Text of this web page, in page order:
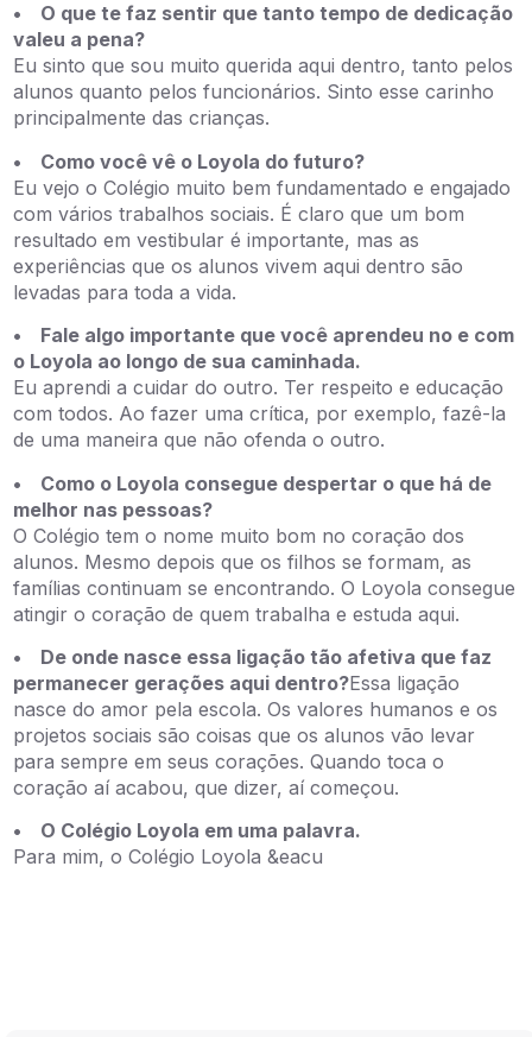
• O que te faz sentir que tanto tempo de dedicação
valeu a pena?
Eu sinto que sou muito querida aqui dentro, tanto pelos
alunos quanto pelos funcionários. Sinto esse carinho
principalmente das crianças.
• Como você vê o Loyola do futuro?
Eu vejo o Colégio muito bem fundamentado e engajado
com vários trabalhos sociais. É claro que um bom
resultado em vestibular é importante, mas as
experiências que os alunos vivem aqui dentro são
levadas para toda a vida.
• Fale algo importante que você aprendeu no e com
o Loyola ao longo de sua caminhada.
Eu aprendi a cuidar do outro. Ter respeito e educação
com todos. Ao fazer uma crítica, por exemplo, fazê-la
de uma maneira que não ofenda o outro.
• Como o Loyola consegue despertar o que há de
melhor nas pessoas?
O Colégio tem o nome muito bom no coração dos
alunos. Mesmo depois que os filhos se formam, as
famílias continuam se encontrando. O Loyola consegue
atingir o coração de quem trabalha e estuda aqui.
• De onde nasce essa ligação tão afetiva que faz
permanecer gerações aqui dentro?Essa ligação
nasce do amor pela escola. Os valores humanos e os
projetos sociais são coisas que os alunos vão levar
para sempre em seus corações. Quando toca o
coração aí acabou, que dizer, aí começou.
• O Colégio Loyola em uma palavra.
Para mim, o Colégio Loyola &eacu